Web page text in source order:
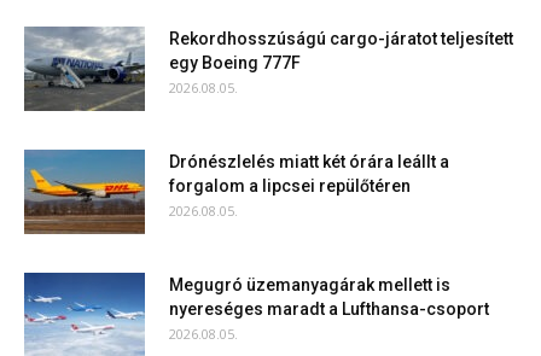
Rekordhosszúságú cargo-járatot teljesített
egy Boeing 777F
2026.08.05.
Drónészlelés miatt két órára leállt a
forgalom a lipcsei repülőtéren
2026.08.05.
Megugró üzemanyagárak mellett is
nyereséges maradt a Lufthansa-csoport
2026.08.05.